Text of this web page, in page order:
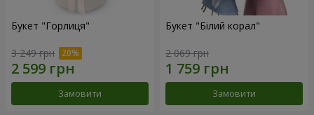
Букет "Горлиця"
3 249 грн
Замовити
Букет "Білий корал"
2 069 грн
Замовити